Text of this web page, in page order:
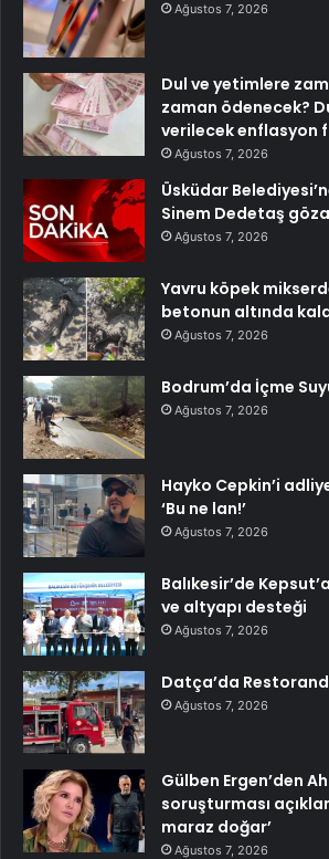
Ağustos 7, 2026
Dul ve yetimlere
zaman ödenecek?
verilecek enflasyon
Ağustos 7, 2026
Üsküdar
Sinem Dedetaş
Ağustos 7, 2026
Yavru köpek
betonun altında
Ağustos 7, 2026
Bodrum’da İçme
Ağustos 7, 2026
Hayko Cepkin’i
‘Bu ne lan!’
Ağustos 7, 2026
Balıkesir’de
ve altyapı desteği
Ağustos 7, 2026
Datça’da
Ağustos 7, 2026
Gülben Ergen’den
soruşturması
maraz doğar’
Ağustos 7, 2026